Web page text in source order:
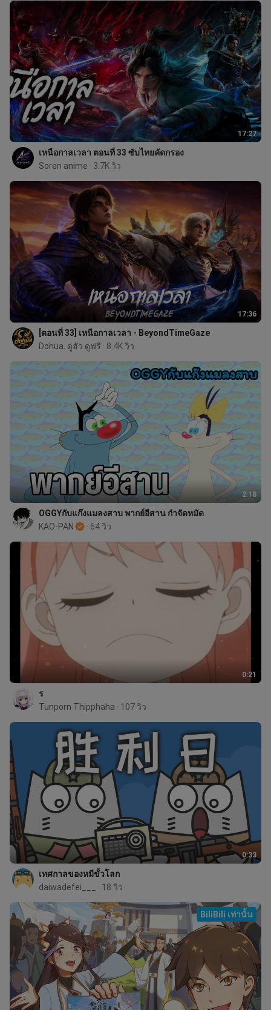
17:27
เหนือกาลเวลา ตอนที่ 33 ซับไทยคัดกรอง
Soren anime · 3.7K วิว
17:36
[ตอนที่ 33] เหนือกาลเวลา - BeyondTimeGaze
Dohua. ดูฮัว ดูฟรี · 8.4K วิว
2:18
OGGYกับแก๊งแมลงสาบ พากย์อีสาน กำจัดหมัด
KAO-PAN
· 64 วิว
0:21
ร
Tunporn Thipphaha · 107 วิว
0:33
เทศกาลของหมีขั้วโลก
daiwadefei___
· 18 วิว
BiliBili เท่านั้น